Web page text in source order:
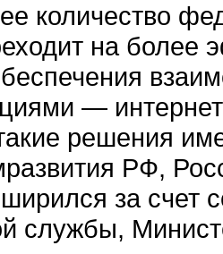
количество
на
—
решения
РФ,
за счет
службы,